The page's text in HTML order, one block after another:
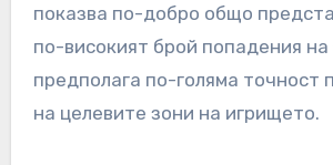
показва по-добро общо
по-високият брой попадения на
предполага по-голяма точност
на целевите зони на игрището.